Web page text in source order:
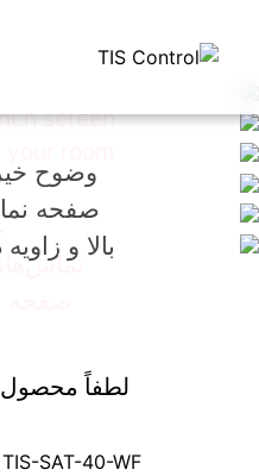
screen
وضوح
بالا و
صفحه
لطفاً محصول
TIS-SAT-40-WF